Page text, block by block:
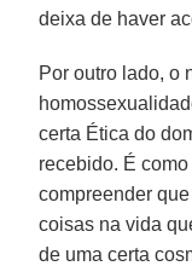
deixa de haver
Por outro lado, o
certa Ética do
recebido. É
compreender
coisas na vida
de uma certa